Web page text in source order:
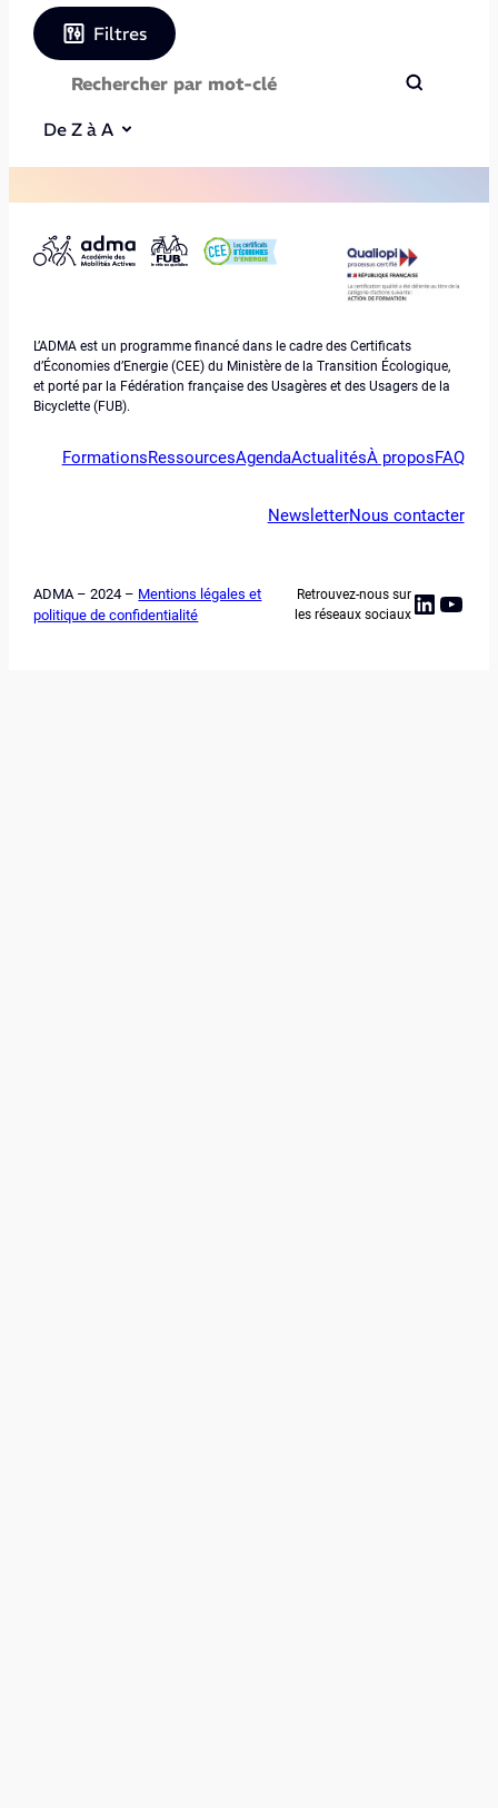
Filtres
De Z à A
L’ADMA est un programme financé dans le cadre des Certificats
d’Économies d’Energie (CEE) du Ministère de la Transition Écologique,
et porté par la Fédération française des Usagères et des Usagers de la
Bicyclette (FUB).
FormationsRessourcesAgendaActualitésÀ proposFAQ
NewsletterNous contacter
ADMA – 2024 – Mentions légales et
politique de confidentialité
Retrouvez-nous sur
les réseaux sociaux